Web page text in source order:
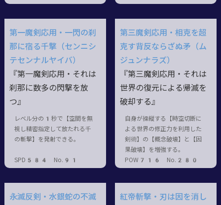
第一魔剣応用・一閃の刹
那に宿る千撃（センニシ
テセンナルヤイバ）
『第一魔剣応用・それは
刹那に数多の閃撃を放
つ』
レベル分の1秒で【空間を無
視し精密指定して放たれる千
の斬撃】を発射できる。
SPD584 No.91
第三魔剣応用・相克を超
克す背反ならざぬ矛（ム
ジュンナラズ）
『第三魔剣応用・それは
世界の復元による帰滅を
破却する』
自身が操縦する【時空切断に
よる世界の修正力を利用した
剣術】の【概念破壊】と【因
果破壊】を増強する。
POW716 No.280
永滅反剣・水銀蛇の不滅
紅帝斬撃・刃は因を消し